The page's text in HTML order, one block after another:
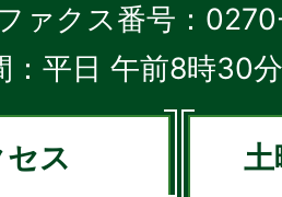
ァクス番号：
：平日 午前8時30
ス 土